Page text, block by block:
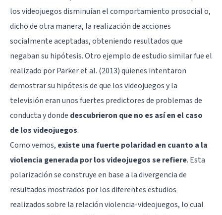
los videojuegos disminuían el comportamiento prosocial o,
dicho de otra manera, la realización de acciones
socialmente aceptadas, obteniendo resultados que
negaban su hipótesis. Otro ejemplo de estudio similar fue el
realizado por Parker et al. (2013) quienes intentaron
demostrar su hipótesis de que los videojuegos y la
televisión eran unos fuertes predictores de problemas de
conducta y donde descubrieron que no es así en el caso
de los videojuegos.
Como vemos, existe una fuerte polaridad en cuanto a la
violencia generada por los videojuegos se refiere. Esta
polarización se construye en base a la divergencia de
resultados mostrados por los diferentes estudios
realizados sobre la relación violencia-videojuegos, lo cual